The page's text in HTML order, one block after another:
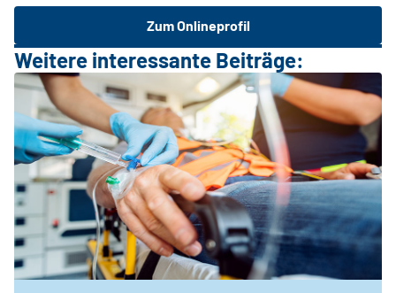
Zum Onlineprofil
Weitere interessante Beiträge: